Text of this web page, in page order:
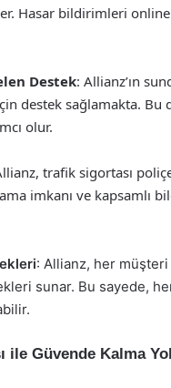
Hasar bildirimleri
Destek: Allianz’ın
destek sağlamakta. Bu
olur.
trafik sigortası
imkanı ve kapsamlı
: Allianz, her
sunar. Bu sayede,
Güvende Kalma